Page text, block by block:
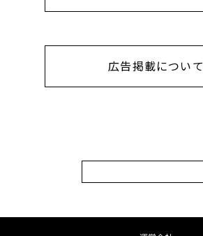
広告掲載について
索: